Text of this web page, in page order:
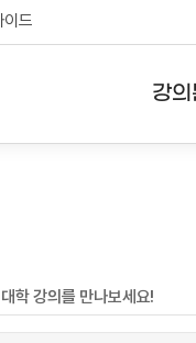
이드
강
학 강의를 만나보세요!